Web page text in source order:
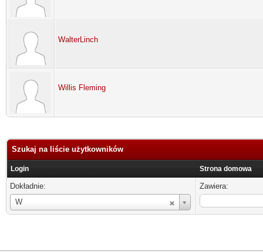
WalterLinch
Willis Fleming
Szukaj na liście użytkowników
Login Strona domowa
Dokładnie:
W
Login
Zawiera: